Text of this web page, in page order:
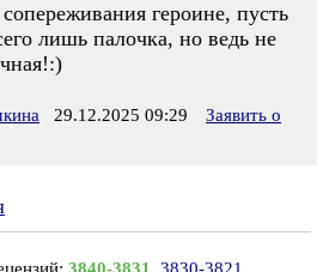
героине, пусть
лишь палочка, но ведь не
29.12.2025 09:29
Заявить о